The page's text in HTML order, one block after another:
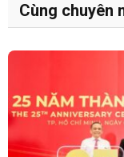
Cùng chuyên